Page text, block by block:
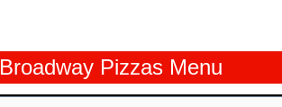
Broadway Pizzas Menu